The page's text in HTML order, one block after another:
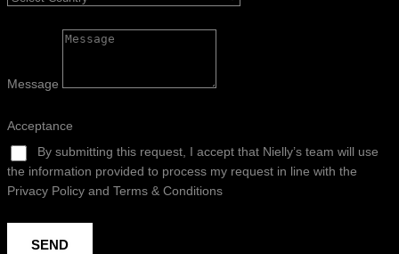
Message
Acceptance
By submitting this request, I accept that Nielly’s team will use
the information provided to process my request in line with the
Privacy Policy and Terms & Conditions
SEND